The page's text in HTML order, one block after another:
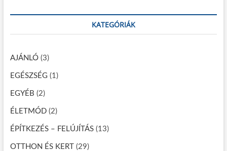
v
i
g
á
c
i
ó
h
KATEGÓRIÁK
AJÁNLÓ(3)
EGÉSZSÉG (1)
EGYÉB (2)
ÉLETMÓD(2)
ÉPÍTKEZÉS – FELÚJÍTÁS(13)
OTTHON ÉS KERT(29)